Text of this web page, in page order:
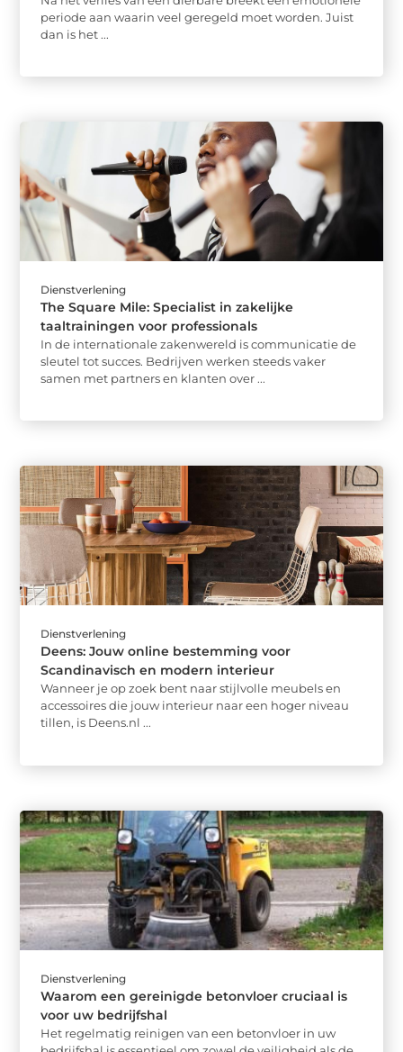
periode aan waarin veel geregeld moet worden. Juist
dan is het ...
Dienstverlening
The Square Mile: Specialist in zakelijke
taaltrainingen voor professionals
In de internationale zakenwereld is communicatie de
sleutel tot succes. Bedrijven werken steeds vaker
samen met partners en klanten over ...
Dienstverlening
Deens: Jouw online bestemming voor
Scandinavisch en modern interieur
Wanneer je op zoek bent naar stijlvolle meubels en
accessoires die jouw interieur naar een hoger niveau
tillen, is Deens.nl ...
Dienstverlening
Waarom een gereinigde betonvloer cruciaal is
voor uw bedrijfshal
Het regelmatig reinigen van een betonvloer in uw